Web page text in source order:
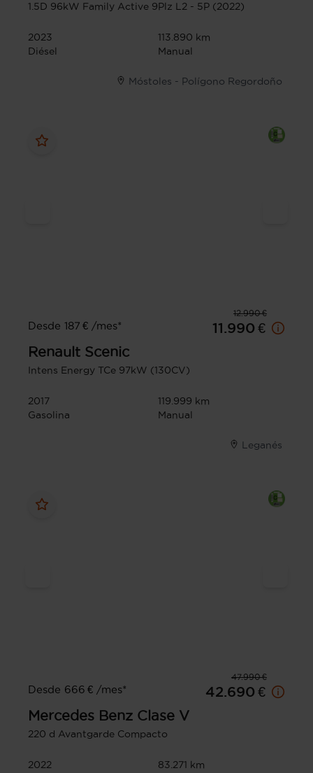
1.5D 96kW Family Active 9Plz L2 - 5P (2022)
2023
113.890 km
Diésel
Manual
Móstoles - Polígono Regordoño
12.990 €
Desde 187 € /mes*
11.990 €
Renault Scenic
Intens Energy TCe 97kW (130CV)
2017
119.999 km
Gasolina
Manual
Leganés
47.990 €
Desde 666 € /mes*
42.690 €
Mercedes Benz Clase V
220 d Avantgarde Compacto
2022
83.271 km